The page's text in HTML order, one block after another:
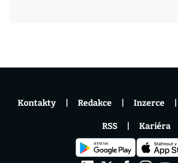
Kontakty Redakce Inzerce
RSS Kariéra